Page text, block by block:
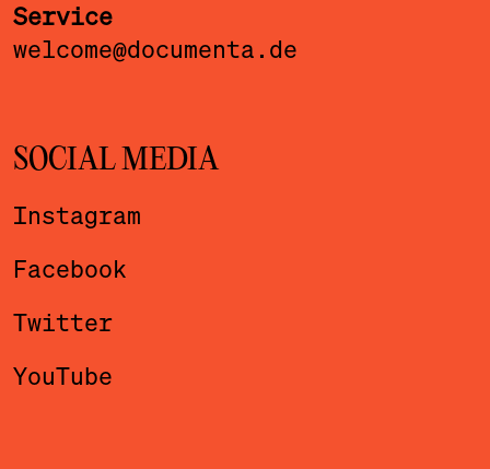
Service
welcome@documenta.de
SOCIAL MEDIA
Instagram
Facebook
Twitter
YouTube